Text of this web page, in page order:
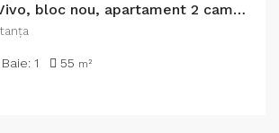
Tomis Nord, Vivo, bloc nou, apartament 2 camere de vanzare
Baie: 1 55 m²